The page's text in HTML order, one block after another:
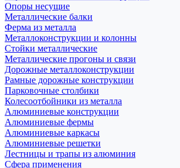
Опоры несущие
Металлические балки
Ферма из металла
Металлоконструкции и колонны
Стойки металлические
Металлические прогоны и связи
Дорожные металлоконструкции
Рамные дорожные конструкции
Парковочные столбики
Колесоотбойники из металла
Алюминиевые конструкции
Алюминиевые фермы
Алюминиевые каркасы
Алюминиевые решетки
Лестницы и трапы из алюминия
Сфера применения